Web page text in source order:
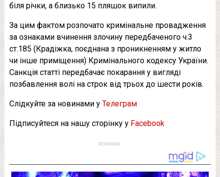
біля річки, а близько 15 пляшок випили.
За цим фактом розпочато кримінальне провадження
за ознаками вчинення злочину передбаченого ч.3
ст.185 (Крадіжка, поєднана з проникненням у житло
чи інше приміщення) Кримінального кодексу України.
Санкція статті передбачає покарання у вигляді
позбавлення волі на строк від трьох до шести років.
Слідкуйте за новинами у Телеграм
Підписуйтеся на нашу сторінку у Facebook
РЕКЛАМА: